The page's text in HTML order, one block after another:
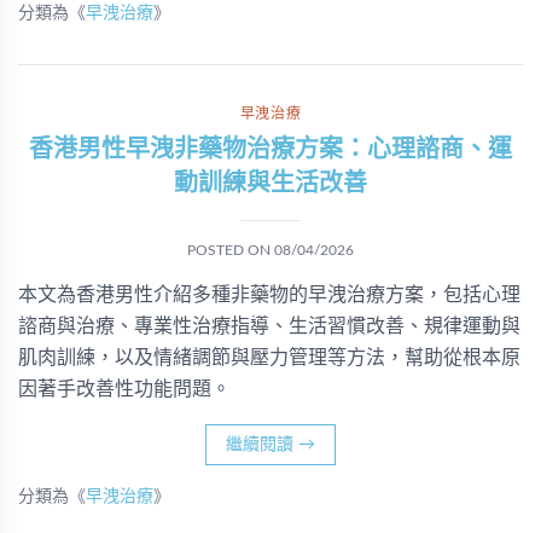
分類為《早洩治療》
早洩治療
香港男性早洩非藥物治療方案：心理諮商、運
動訓練與生活改善
POSTED ON 08/04/2026
本文為香港男性介紹多種非藥物的早洩治療方案，包括心理
諮商與治療、專業性治療指導、生活習慣改善、規律運動與
肌肉訓練，以及情緒調節與壓力管理等方法，幫助從根本原
因著手改善性功能問題。
繼續閱讀 →
分類為《早洩治療》